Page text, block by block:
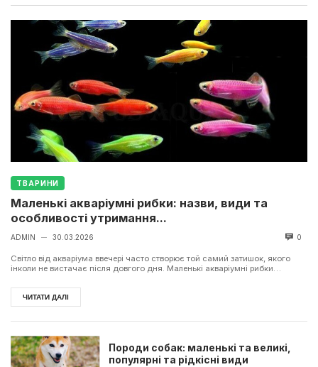
ТВАРИНИ
Маленькі акваріумні рибки: назви, види та
особливості утримання...
ADMIN — 30.03.2026 0
Світло від акваріума ввечері часто створює той самий затишок, якого
інколи не вистачає після довгого дня. Маленькі акваріумні рибки
ЧИТАТИ ДАЛІ
Породи собак: маленькі та великі,
популярні та рідкісні види